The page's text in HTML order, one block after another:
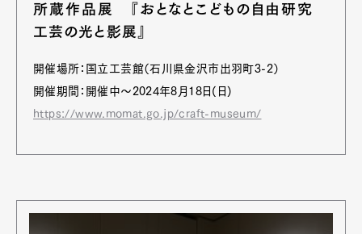
所蔵作品展 『おとなとこどもの自由研究
工芸の光と影展』
開催場所：国立工芸館（石川県金沢市出羽町3-2）
開催期間：開催中〜2024年8月18日(日)
https://www.momat.go.jp/craft-museum/